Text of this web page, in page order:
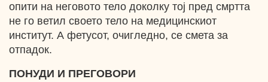
опити на неговото тело доколку тој пред смртта
не го ветил своето тело на медицинскиот
институт. А фетусот, очигледно, се смета за
отпадок.
ПОНУДИ И ПРEГОВОРИ